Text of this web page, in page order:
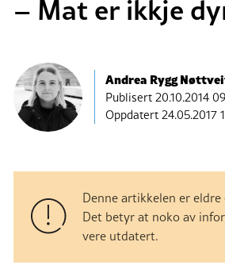
– Mat er ikkje
Andrea Rygg
Publisert20.10.2014
Oppdatert 24.05.2017
Denne artikkelen er eldre
Det betyr at noko av
vere utdatert.